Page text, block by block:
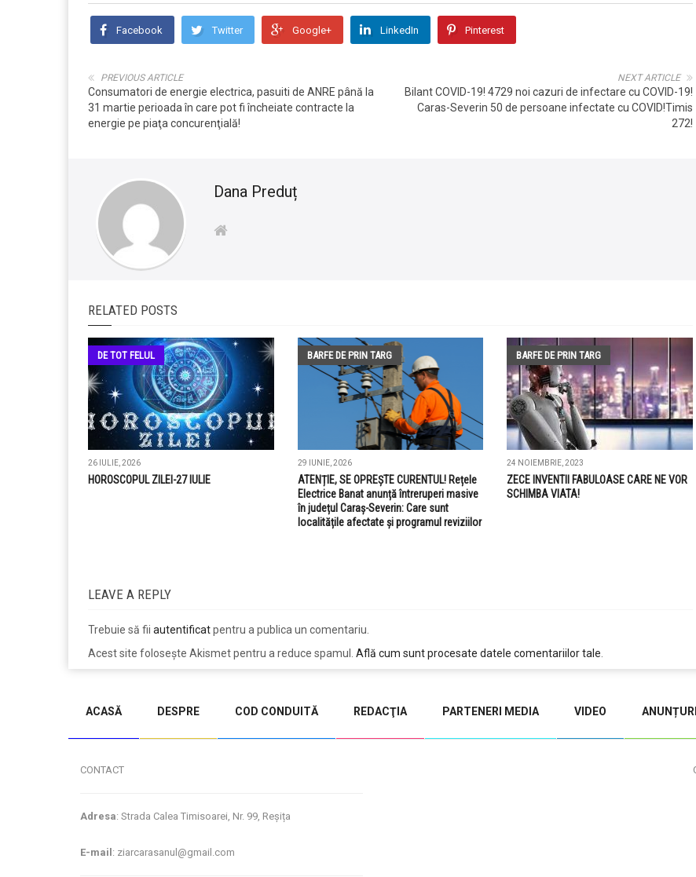
Facebook Twitter Google+ LinkedIn Pinterest
NEXT ARTICLE
Bilant COVID-19! 4729 noi cazuri de infectare cu COVID-19!
Caras-Severin 50 de persoane infectate cu COVID!Timis
272!
PREVIOUS ARTICLE
Consumatori de energie electrica, pasuiti de ANRE până la
31 martie perioada în care pot fi încheiate contracte la
energie pe piaţa concurenţială!
Dana Preduț
RELATED POSTS
DE TOT FELUL
26 IULIE, 2026
HOROSCOPUL ZILEI-27 IULIE
BARFE DE PRIN TARG
29 IUNIE, 2026
ATENȚIE, SE OPREȘTE CURENTUL! Rețele
Electrice Banat anunță întreruperi masive
în județul Caraș-Severin: Care sunt
localitățile afectate și programul reviziilor
BARFE DE PRIN TARG
24 NOIEMBRIE, 2023
ZECE INVENTII FABULOASE CARE NE VOR
SCHIMBA VIATA!
LEAVE A REPLY
Trebuie să fii autentificatpentru a publica un comentariu.
Acest site folosește Akismet pentru a reduce spamul. Află cum sunt procesate datele comentariilor tale
ACASĂ DESPRE COD CONDUITĂ REDACŢIA PARTENERI MEDIA VIDEO ANUNȚURI
CONTACT
Adresa: Strada Calea Timisoarei, Nr. 99, Reșița
E-mail : ziarcarasanul@gmail.com